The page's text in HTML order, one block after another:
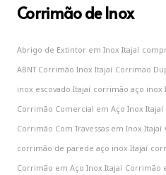
Corrimão de Inox
Abrigo de Extintor em Inox Itajaí
ABNT Corrimão Inox Itajaí Corrimao
inox escovado Itajaí corrimão aço inox
Corrimão Comercial em Aço Inox Itajaí
Corrimão Com Travessas em Inox Itajaí
corrimão de parede aço inox Itajaí
Corrimão em Aço Inox Itajaí Corrimão